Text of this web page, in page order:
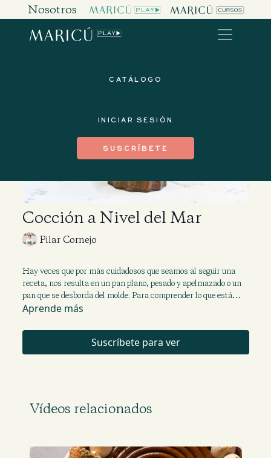
Nosotros
CATÁLOGO
INICIAR SESIÓN
SUSCRÍBETE
Cocción a Nivel del Mar
Pilar Cornejo
Hay veces que por más cuidadosos que seamos al seguir una
receta, nos resulta en un pan plano, pesado y apelmazado o un
pan que se desborda del molde. Para comprender lo que está
pasando, debemos de entender el concepto de presión
Aprende más
Suscríbete para ver
Vídeos relacionados